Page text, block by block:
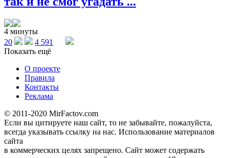
4 минуты
20
4 591
Показать ещё
О проекте
Правила
Контакты
Реклама
© 2011-2020 MirFactov.com
Если вы цитируете наш сайт, то не забывайте, пожалуйста,
всегда указывать ссылку на нас. Использование материалов
сайта
в коммерческих целях запрещено. Сайт может содержать